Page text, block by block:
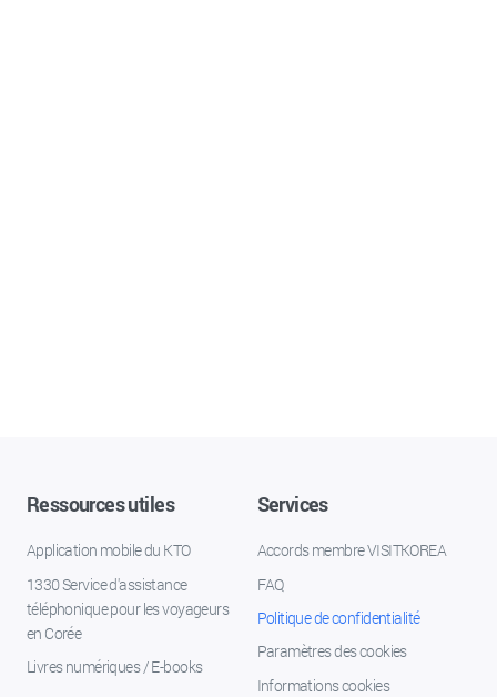
Ressources utiles
Application mobile du KTO
1330 Service d'assistance
téléphonique pour les voyageurs
en Corée
Livres numériques / E-books
Services
Accords membre VISITKOREA
FAQ
Politique de confidentialité
Paramètres des cookies
Informations cookies